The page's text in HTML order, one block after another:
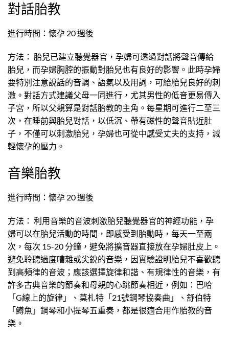
對話胎教
進行時間：懷孕 20 週後
方法： 胎兒已建立聽覺器官，孕婦可透過對話將聲音傳給
胎兒，而孕婦胸腔的振動對胎兒也有良好的影響。此時孕婦
要特別注意說話的音調、語氣以及用詞，可給胎兒良好的刺
激。對話方式建議父母一同進行，尤其男性的低音更易傳入
子宮，所以父親算是對話胎教的主角。每星期可進行二至三
次，在睡前與胎兒對話，以低沉、帶有磁性的聲音貼近肚
子，不僅可以刺激胎兒，孕婦也可從中感受丈夫的支持，減
輕懷孕的壓力。
音樂胎教
進行時間：懷孕 20 週後
方法： 利用音樂的音波刺激胎兒聽覺器官的神經功能，孕
婦可以在胎兒活動的時間，即感受到胎動時，每天一至兩
次，每次 15-20 分鐘，避免將擴音器直接放在孕婦肚皮上。
避免聆聽過度嘈雜或尖銳的音樂，因實驗證明胎兒不喜歡聽
到高頻律的音波；應該選擇旋律和諧、有規律性的音樂，有
許多古典音樂的節奏和母親的心跳節奏相近，例如：巴哈
「G線上的旋律」、莫札特「21號鋼琴協奏曲」、舒伯特
「鱒魚」鋼琴和小提琴五重奏，都是很適合用作胎教的音
樂。